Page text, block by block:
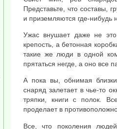
Представьте, что составы,
и приземляются где-нибудь
Ужас внушает даже не
крепость, а бетонная
такие же люди в одной
прятаться негде, а оно все
А пока вы, обнимая
снаряд залетает в чье-то
тряпки, книги с полок.
проделает в
Все, что поколения